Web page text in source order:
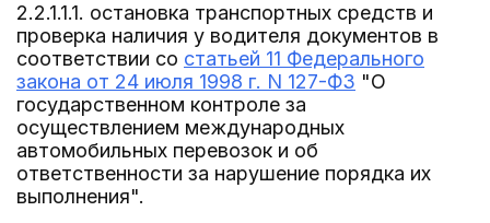
2.2.1.1.1. остановка транспортных средств и
проверка наличия у водителя документов в
соответствии со статьей 11 Федерального
закона от 24 июля 1998 г. N 127-ФЗ "О
государственном контроле за
осуществлением международных
автомобильных перевозок и об
ответственности за нарушение порядка их
выполнения".